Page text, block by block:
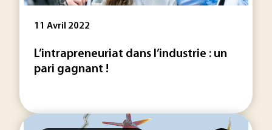
11 Avril 2022
L’intrapreneuriat dans l’industrie : un
pari gagnant !